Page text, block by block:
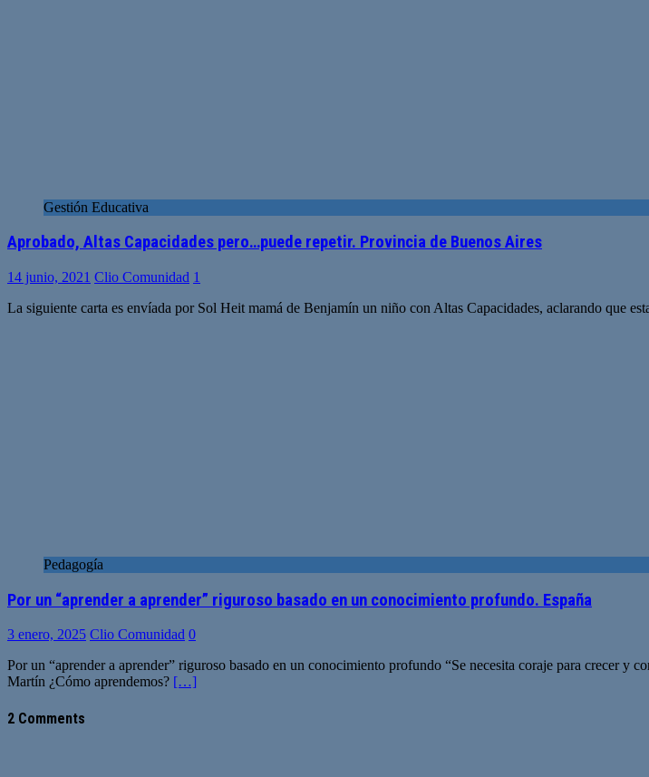
Gestión Educativa
Aprobado, Altas Capacidades pero…puede repetir. Provincia de Buenos Aires
14 junio, 2021 Clio Comunidad 1
La siguiente carta es envíada por Sol Heit mamá de Benjamín un niño con Altas Capacidades, aclarando que
Pedagogía
Por un “aprender a aprender” riguroso basado en un conocimiento profundo. España
3 enero, 2025 Clio Comunidad 0
Por un “aprender a aprender” riguroso basado en un conocimiento profundo “Se necesita coraje para crecer
Martín ¿Cómo aprendemos? […]
2 Comments